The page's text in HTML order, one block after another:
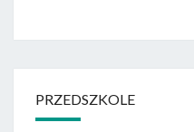
PRZEDSZKOLE